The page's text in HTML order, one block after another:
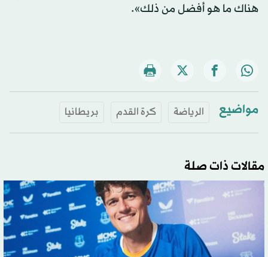
هناك ما هو أفضل من ذلك».
مواضيع الرياضة كرة القدم بريطانيا
مقالات ذات صلة